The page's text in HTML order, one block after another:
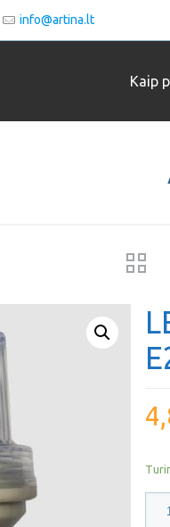
info@artina.lt
Kaip